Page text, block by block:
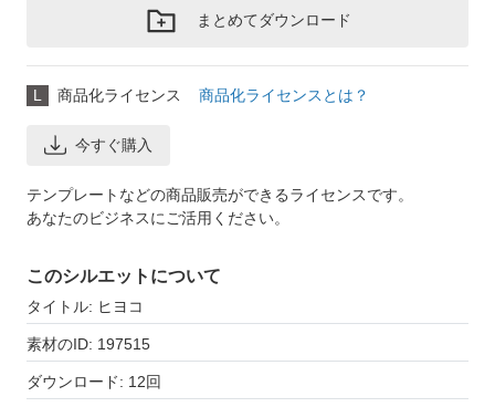
まとめてダウンロード
L 商品化ライセンス 商品化ライセンスとは？
今すぐ購入
テンプレートなどの商品販売ができるライセンスです。
あなたのビジネスにご活用ください。
このシルエットについて
タイトル: ヒヨコ
素材のID: 197515
ダウンロード: 12回